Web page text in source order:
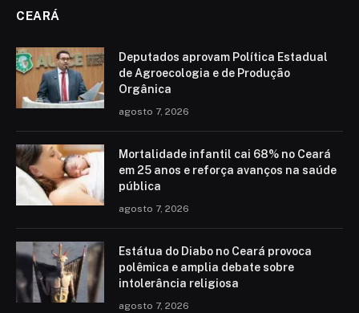
CEARÁ
Deputados aprovam Política Estadual
de Agroecologia e de Produção
Orgânica
agosto 7, 2026
Mortalidade infantil cai 68% no Ceará
em 25 anos e reforça avanços na saúde
pública
agosto 7, 2026
Estátua do Diabo no Ceará provoca
polêmica e amplia debate sobre
intolerância religiosa
agosto 7, 2026